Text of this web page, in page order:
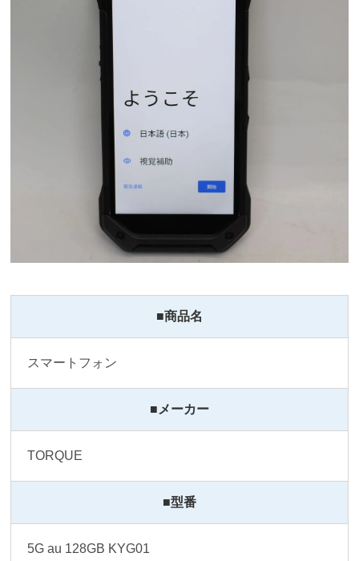
■商品名
スマートフォン
■メーカー
TORQUE
■型番
5G au 128GB KYG01